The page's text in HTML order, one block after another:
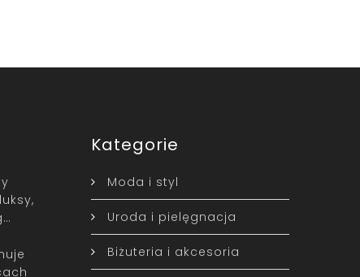
Kategorie
Moda i styl
Uroda i pielęgnacja
Biżuteria i akcesoria